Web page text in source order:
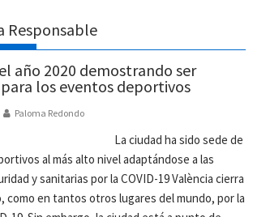
Responsable
año 2020 demostrando ser
los eventos deportivos
Paloma Redondo
La ciudad ha sido sede de
al más alto nivel adaptándose a las
y sanitarias por la COVID-19 València cierra
como en tantos otros lugares del mundo, por la